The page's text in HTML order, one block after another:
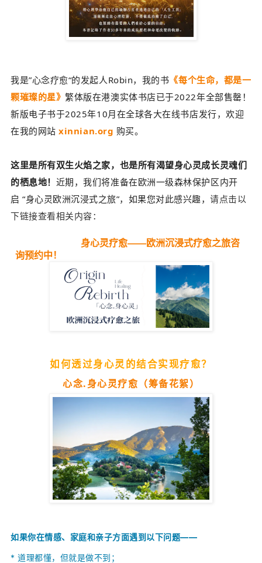
我是”心念疗愈“的发起人Robin，我的书 《每个生命，都是一
颗璀璨的星》繁体版在港澳实体书店已于2022年全部售罄！
新版电子书于2025年10月在全球各大在线书店发行，欢迎
在我的网站xinnian.org 购买。
这里是所有双生火焰之家，也是所有渴望身心灵成长灵魂们
的栖息地！ 近期，我们将准备在欧洲一级森林保护区内开
启“身心灵欧洲沉浸式之旅”， 如果您对此感兴趣，请点击以
下链接查看相关内容：
身心灵疗愈——欧洲沉浸式疗愈之旅咨
询预约中！
如何透过身心灵的结合实现疗愈？
心念.身心灵疗愈（筹备花絮）
如果你在情感、家庭和亲子方面遇到以下问题——
* 道理都懂，但就是做不到；